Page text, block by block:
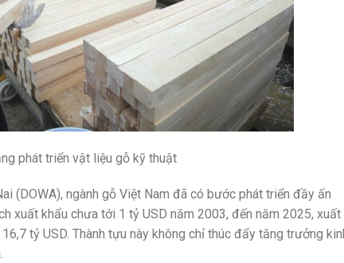
phát triển vật liệu gỗ kỹ thuật
(DOWA), ngành gỗ Việt Nam đã có bước phát triển đầy ấn
xuất khẩu chưa tới 1 tỷ USD năm 2003, đến năm 2025, xuất
tỷ USD. Thành tựu này không chỉ thúc đẩy tăng trưởng